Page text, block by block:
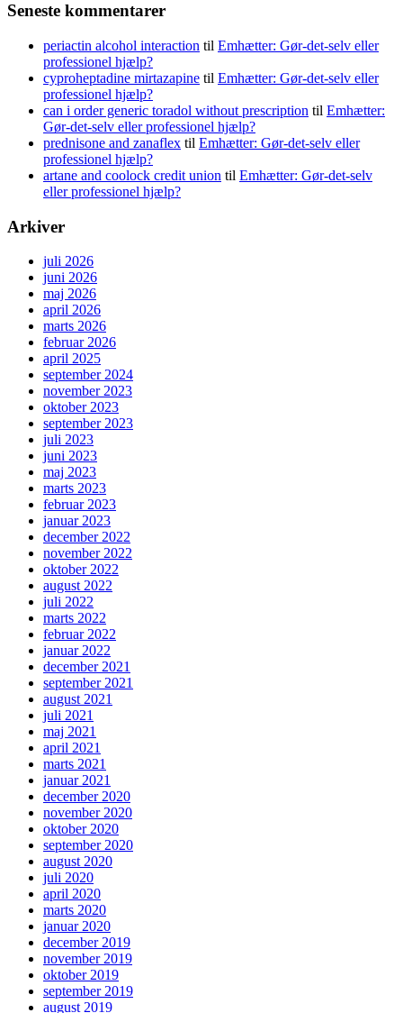
Seneste kommentarer
periactin alcohol interaction til Emhætter: Gør-det-selv eller
professionel hjælp?
cyproheptadine mirtazapine til Emhætter: Gør-det-selv eller
professionel hjælp?
can i order generic toradol without prescription til Emhætter:
Gør-det-selv eller professionel hjælp?
prednisone and zanaflex til Emhætter: Gør-det-selv eller
professionel hjælp?
artane and coolock credit union til Emhætter: Gør-det-selv
eller professionel hjælp?
Arkiver
juli 2026
juni 2026
maj 2026
april 2026
marts 2026
februar 2026
april 2025
september 2024
november 2023
oktober 2023
september 2023
juli 2023
juni 2023
maj 2023
marts 2023
februar 2023
januar 2023
december 2022
november 2022
oktober 2022
august 2022
juli 2022
marts 2022
februar 2022
januar 2022
december 2021
september 2021
august 2021
juli 2021
maj 2021
april 2021
marts 2021
januar 2021
december 2020
november 2020
oktober 2020
september 2020
august 2020
juli 2020
april 2020
marts 2020
januar 2020
december 2019
november 2019
oktober 2019
september 2019
august 2019